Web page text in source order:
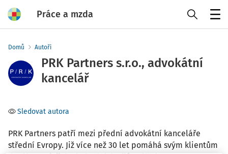
Práce a mzda
Domů Autoři
PRK Partners s.r.o., advokátní
kancelář
Sledovat autora
PRK Partners patří mezi přední advokátní kanceláře
střední Evropy. Již více než 30 let pomáhá svým klientům